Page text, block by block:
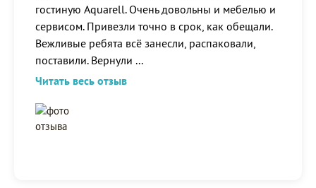
гостиную Aquarell. Очень довольны и мебелью и
сервисом. Привезли точно в срок, как обещали.
Вежливые ребята всё занесли, распаковали,
поставили. Вернули ...
Читать весь отзыв